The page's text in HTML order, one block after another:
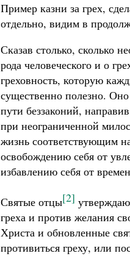
Пример казни за грех,
отдельно, видим в
Сказав столько, сколько
рода человеческого и о
греховность, которую
существенно полезно.
пути беззаконий,
при неограниченной
жизнь соответствующим
освобождению себя от
избавлению себя от
Святые отцы[2]
греха и против желания
Христа и обновленные
противиться греху, или